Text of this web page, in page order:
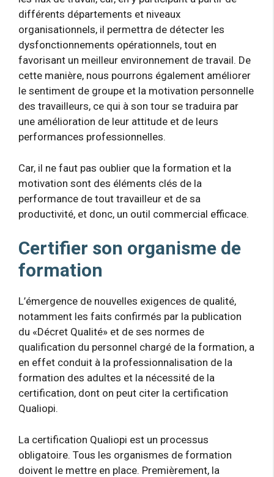
différents départements et niveaux
organisationnels, il permettra de détecter les
dysfonctionnements opérationnels, tout en
favorisant un meilleur environnement de travail. De
cette manière, nous pourrons également améliorer
le sentiment de groupe et la motivation personnelle
des travailleurs, ce qui à son tour se traduira par
une amélioration de leur attitude et de leurs
performances professionnelles.
Car, il ne faut pas oublier que la formation et la
motivation sont des éléments clés de la
performance de tout travailleur et de sa
productivité, et donc, un outil commercial efficace.
Certifier son organisme de
formation
L’émergence de nouvelles exigences de qualité,
notamment les faits confirmés par la publication
du «Décret Qualité» et de ses normes de
qualification du personnel chargé de la formation, a
en effet conduit à la professionnalisation de la
formation des adultes et la nécessité de la
certification, dont on peut citer la certification
Qualiopi.
La certification Qualiopi est un processus
obligatoire. Tous les organismes de formation
doivent le mettre en place. Premièrement, la